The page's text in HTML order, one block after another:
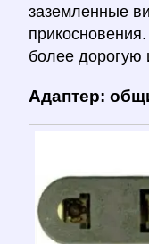
заземленные
более дорогую
Адаптер: